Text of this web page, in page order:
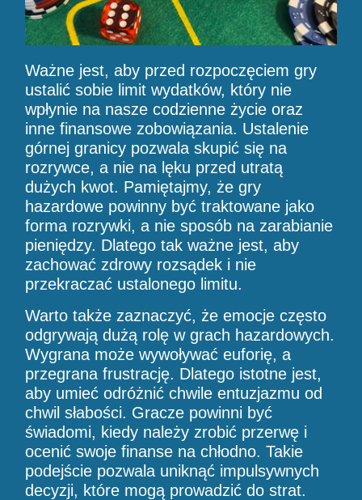
Ważne jest, aby przed rozpoczęciem gry
ustalić sobie limit wydatków, który nie
wpłynie na nasze codzienne życie oraz
inne finansowe zobowiązania. Ustalenie
górnej granicy pozwala skupić się na
rozrywce, a nie na lęku przed utratą
dużych kwot. Pamiętajmy, że gry
hazardowe powinny być traktowane jako
forma rozrywki, a nie sposób na zarabianie
pieniędzy. Dlatego tak ważne jest, aby
zachować zdrowy rozsądek i nie
przekraczać ustalonego limitu.
Warto także zaznaczyć, że emocje często
odgrywają dużą rolę w grach hazardowych.
Wygrana może wywoływać euforię, a
przegrana frustrację. Dlatego istotne jest,
aby umieć odróżnić chwile entuzjazmu od
chwil słabości. Gracze powinni być
świadomi, kiedy należy zrobić przerwę i
ocenić swoje finanse na chłodno. Takie
podejście pozwala uniknąć impulsywnych
decyzji, które mogą prowadzić do strat.